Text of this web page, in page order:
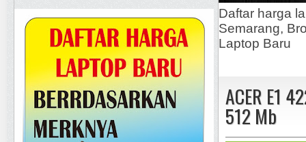
Daftar harga
Semarang,
Laptop Baru
ACER E1
512 Mb